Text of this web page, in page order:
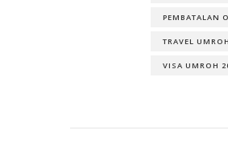
PEMBATALAN
TRAVEL
VISA UMROH